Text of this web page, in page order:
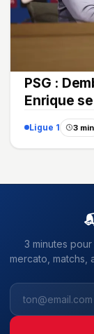
PSG :
Enrique
Ligue 1 3 min
3 minutes
mercato, matchs,